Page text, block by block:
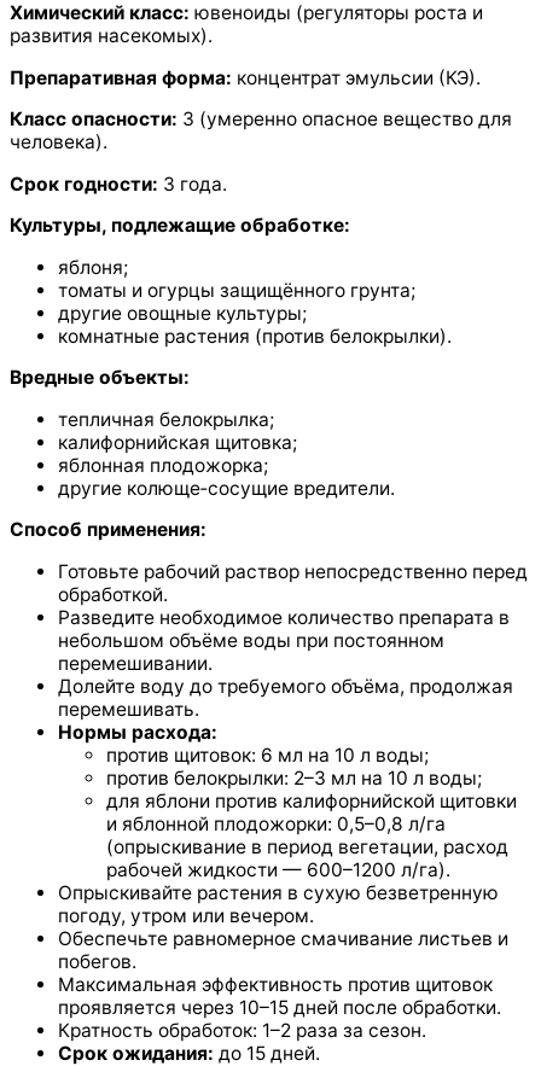
Химический класс: ювеноиды (регуляторы роста и
развития насекомых).
Препаративная форма: концентрат эмульсии (КЭ).
Класс опасности: 3 (умеренно опасное вещество для
человека).
Срок годности: 3 года.
Культуры, подлежащие обработке:
яблоня;
томаты и огурцы защищённого грунта;
другие овощные культуры;
комнатные растения (против белокрылки).
Вредные объекты:
тепличная белокрылка;
калифорнийская щитовка;
яблонная плодожорка;
другие колюще‑сосущие вредители.
Способ применения:
Готовьте рабочий раствор непосредственно перед
обработкой.
Разведите необходимое количество препарата в
небольшом объёме воды при постоянном
перемешивании.
Долейте воду до требуемого объёма, продолжая
перемешивать.
Нормы расхода:
против щитовок: 6 мл на 10 л воды;
против белокрылки: 2–3 мл на 10 л воды;
для яблони против калифорнийской щитовки
и яблонной плодожорки: 0,5–0,8 л/га
(опрыскивание в период вегетации, расход
рабочей жидкости — 600–1200 л/га).
Опрыскивайте растения в сухую безветренную
погоду, утром или вечером.
Обеспечьте равномерное смачивание листьев и
побегов.
Максимальная эффективность против щитовок
проявляется через 10–15 дней после обработки.
Кратность обработок: 1–2 раза за сезон.
Срок ожидания: до 15 дней.